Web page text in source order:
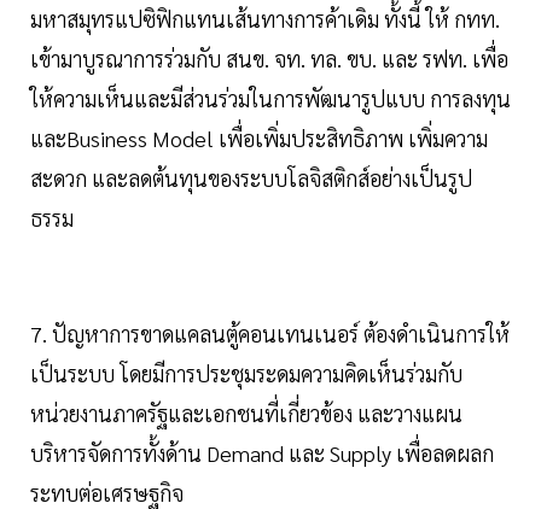
มหาสมุทรแปซิฟิกแทนเส้นทางการค้าเดิม ทั้งนี้ ให้ กทท.
เข้ามาบูรณาการร่วมกับ สนข. จท. ทล. ขบ. และ รฟท. เพื่อ
ให้ความเห็นและมีส่วนร่วมในการพัฒนารูปแบบ การลงทุน
และBusiness Model เพื่อเพิ่มประสิทธิภาพ เพิ่มความ
สะดวก และลดต้นทุนของระบบโลจิสติกส์อย่างเป็นรูป
ธรรม
7. ปัญหาการขาดแคลนตู้คอนเทนเนอร์ ต้องดำเนินการให้
เป็นระบบ โดยมีการประชุมระดมความคิดเห็นร่วมกับ
หน่วยงานภาครัฐและเอกชนที่เกี่ยวข้อง และวางแผน
บริหารจัดการทั้งด้าน Demand และ Supply เพื่อลดผลก
ระทบต่อเศรษฐกิจ